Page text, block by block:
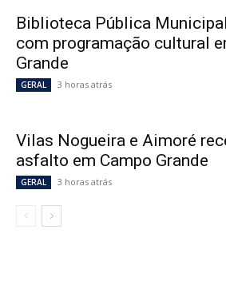
Biblioteca Pública
com programação cultural
Grande
GERAL 3 horas atrás
Vilas Nogueira e Aimoré
asfalto em Campo Grande
GERAL 3 horas atrás